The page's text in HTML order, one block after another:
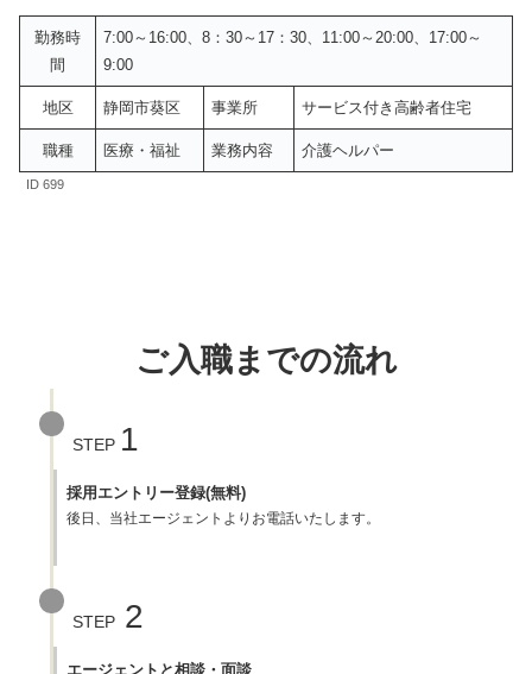
勤務時
間
7:00～16:00、8：30～17：30、11:00～20:00、17:00～
9:00
地区 静岡市葵区 事業所 サービス付き高齢者住宅
職種 医療・福祉 業務内容 介護ヘルパー
ID 699
ご入職までの流れ
STEP 1
採用エントリー登録(無料)
後日、当社エージェントよりお電話いたします。
STEP 2
エージェントと相談・面談